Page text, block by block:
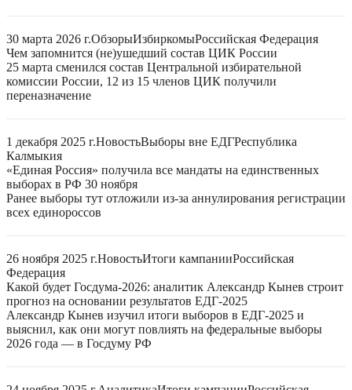
30 марта 2026 г.ОбзорыИзбиркомыРоссийская Федерация
Чем запомнится (не)ушедший состав ЦИК России
25 марта сменился состав Центральной избирательной
комиссии России, 12 из 15 членов ЦИК получили
переназначение
1 декабря 2025 г.НовостьВыборы вне ЕДГРеспублика
Калмыкия
«Единая Россия» получила все мандаты на единственных
выборах в РФ 30 ноября
Ранее выборы тут отложили из-за аннулирования регистрации
всех единороссов
26 ноября 2025 г.НовостьИтоги кампанииРоссийская
Федерация
Какой будет Госдума-2026: аналитик Александр Кынев строит
прогноз на основании результатов ЕДГ-2025
Александр Кынев изучил итоги выборов в ЕДГ-2025 и
выяснил, как они могут повлиять на федеральные выборы
2026 года — в Госдуму РФ